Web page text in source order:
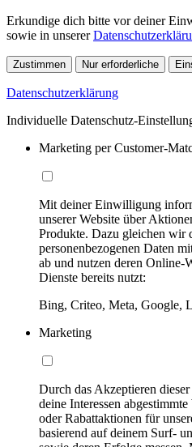
Erkundige dich bitte vor deiner
sowie in unserer
Zustimmen Nur erforderliche
Datenschutzerklärung
Individuelle Datenschutz-
Marketing per Customer-
Mit deiner Einwilligung
unserer Website über
Produkte. Dazu gleichen wir
personenbezogenen Daten
ab und nutzen deren Online-
Dienste bereits nutzt:
Bing, Criteo, Meta, Google,
Marketing
Durch das Akzeptieren
deine Interessen
oder Rabattaktionen für
basierend auf deinem Surf-